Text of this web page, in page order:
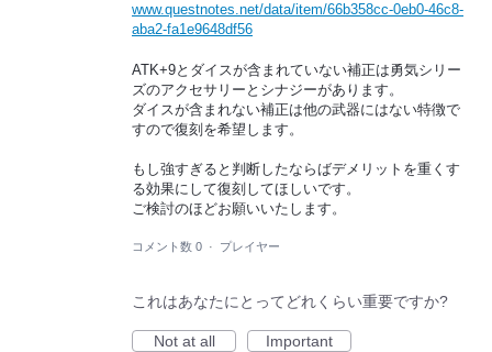
www.questnotes.net/data/item/66b358cc-0eb0-46c8-
aba2-fa1e9648df56
ATK+9とダイスが含まれていない補正は勇気シリー
ズのアクセサリーとシナジーがあります。
ダイスが含まれない補正は他の武器にはない特徴で
すので復刻を希望します。
もし強すぎると判断したならばデメリットを重くす
る効果にして復刻してほしいです。
ご検討のほどお願いいたします。
コメント数 0 · プレイヤー
これはあなたにとってどれくらい重要ですか?
Not at all
Important